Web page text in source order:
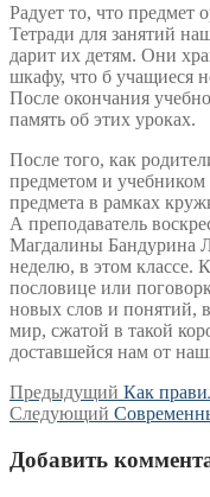
Радует то, что предмет
Тетради для занятий
дарит их детям. Они
шкафу, что б учащиеся
После окончания
память об этих уроках.
После того, как
предметом и
предмета в рамках
А преподаватель
Магдалины Бандурина
неделю, в этом классе.
пословице или
новых слов и понятий,
мир, сжатой в такой
доставшейся нам от
Навигация
по
записям
Предыдущий
запись:
Как
Следующий Следующая
Добавить